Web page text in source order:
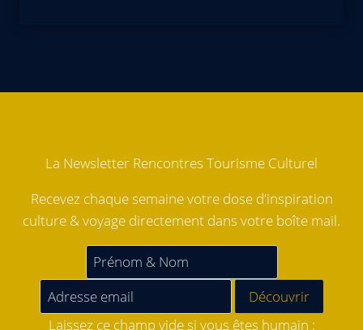
La Newsletter Rencontres Tourisme Culturel
Recevez chaque semaine votre dose d'inspiration
culture & voyage directement dans votre boîte mail.
Laissez ce champ vide si vous êtes humain :